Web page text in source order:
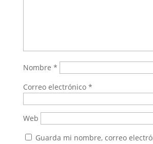
Nombre *
Correo electrónico *
Web
Guarda mi nombre, correo